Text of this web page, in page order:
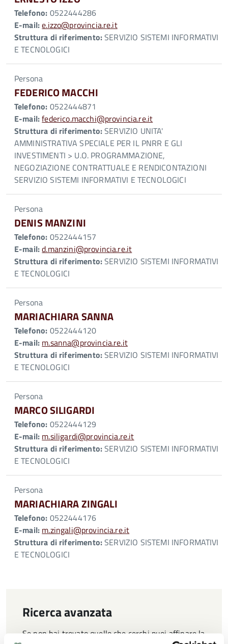
Telefono: 0522444286
E-mail:e.izzo@provincia.re.it
Struttura di riferimento:SERVIZIO SISTEMI INFORMATIVI
E TECNOLOGICI
Persona
FEDERICO MACCHI
Telefono: 0522444871
E-mail:federico.macchi@provincia.re.it
Struttura di riferimento:SERVIZIO UNITA'
AMMINISTRATIVA SPECIALE PER IL PNRR E GLI
INVESTIMENTI > U.O. PROGRAMMAZIONE,
NEGOZIAZIONE CONTRATTUALE E RENDICONTAZIONI
SERVIZIO SISTEMI INFORMATIVI E TECNOLOGICI
Persona
DENIS MANZINI
Telefono: 0522444157
E-mail:d.manzini@provincia.re.it
Struttura di riferimento:SERVIZIO SISTEMI INFORMATIVI
E TECNOLOGICI
Persona
MARIACHIARA SANNA
Telefono: 0522444120
E-mail: m.sanna@provincia.re.it
Struttura di riferimento:SERVIZIO SISTEMI INFORMATIVI
E TECNOLOGICI
Persona
MARCO SILIGARDI
Telefono: 0522444129
E-mail: m.siligardi@provincia.re.it
Struttura di riferimento:SERVIZIO SISTEMI INFORMATIVI
E TECNOLOGICI
Persona
MARIACHIARA ZINGALI
Telefono: 0522444176
E-mail: m.zingali@provincia.re.it
Struttura di riferimento:SERVIZIO SISTEMI INFORMATIVI
E TECNOLOGICI
Ricerca avanzata
Se non hai trovato quello che cerchi puoi affinare la